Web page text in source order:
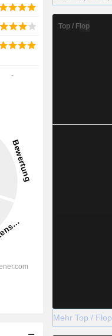
-
Top / Flop
Mehr Top / Flop